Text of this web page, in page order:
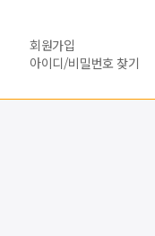
회원가입
아이디/비밀번호 찾기